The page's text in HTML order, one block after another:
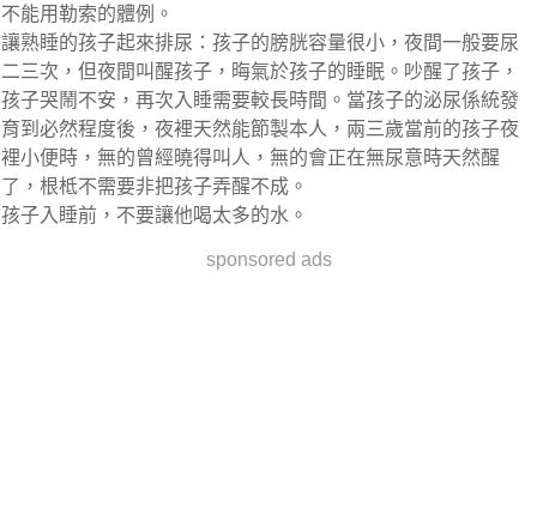
不能用勒索的體例。
讓熟睡的孩子起來排尿：孩子的膀胱容量很小，夜間一般要尿
二三次，但夜間叫醒孩子，晦氣於孩子的睡眠。吵醒了孩子，
孩子哭鬧不安，再次入睡需要較長時間。當孩子的泌尿係統發
育到必然程度後，夜裡天然能節製本人，兩三歲當前的孩子夜
裡小便時，無的曾經曉得叫人，無的會正在無尿意時天然醒
了，根柢不需要非把孩子弄醒不成。
孩子入睡前，不要讓他喝太多的水。
sponsored ads